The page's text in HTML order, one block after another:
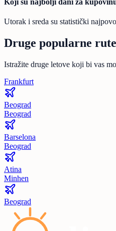
Koji su najbolji dani za
Utorak i sreda su statistički
Druge popularne rute
Istražite druge letove koji bi vas
Frankfurt
Beograd
Beograd
Barselona
Beograd
Atina
Minhen
Beograd